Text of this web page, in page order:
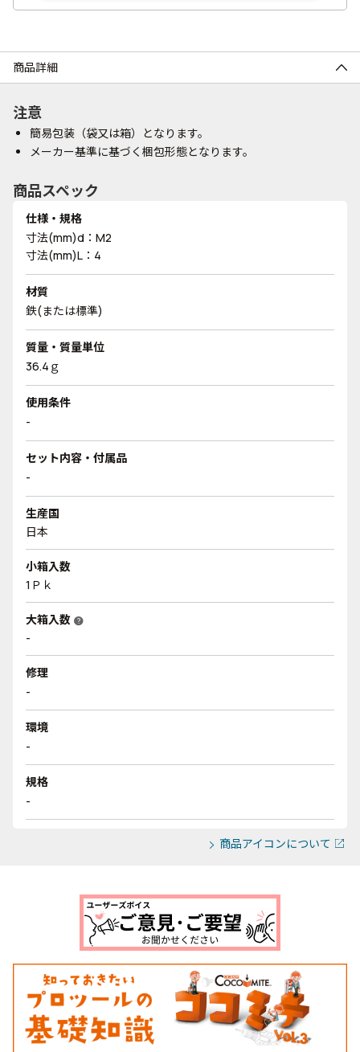
商品詳細
注意
簡易包装（袋又は箱）となります。
メーカー基準に基づく梱包形態となります。
商品スペック
仕様・規格
寸法(mm)d：M2
寸法(mm)L：4
材質
鉄(または標準)
質量・質量単位
36.4ｇ
使用条件
-
セット内容・付属品
-
生産国
日本
小箱入数
1Ｐｋ
大箱入数 help
-
修理
-
環境
-
規格
-
商品アイコンについて